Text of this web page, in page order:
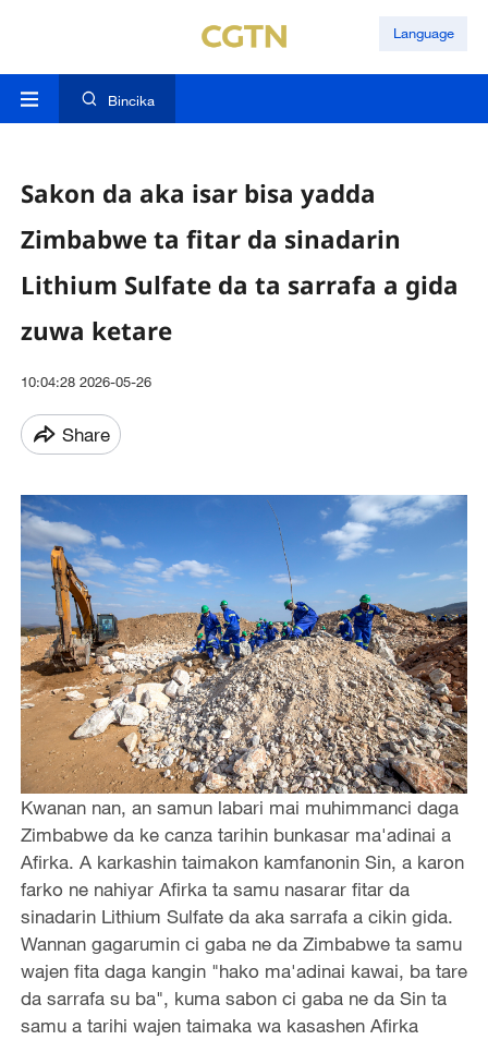
Language
Bincika
Sakon da aka isar bisa yadda
Zimbabwe ta fitar da sinadarin
Lithium Sulfate da ta sarrafa a gida
zuwa ketare
10:04:28 2026-05-26
Share
Kwanan nan, an samun labari mai muhimmanci daga
Zimbabwe da ke canza tarihin bunkasar ma'adinai a
Afirka. A karkashin taimakon kamfanonin Sin, a karon
farko ne nahiyar Afirka ta samu nasarar fitar da
sinadarin Lithium Sulfate da aka sarrafa a cikin gida.
Wannan gagarumin ci gaba ne da Zimbabwe ta samu
wajen fita daga kangin "hako ma'adinai kawai, ba tare
da sarrafa su ba", kuma sabon ci gaba ne da Sin ta
samu a tarihi wajen taimaka wa kasashen Afirka